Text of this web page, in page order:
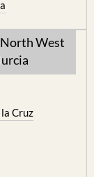
West
Cruz